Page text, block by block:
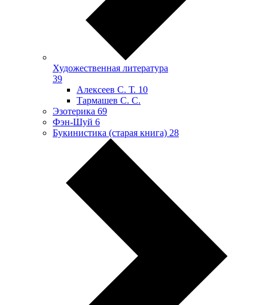
Художественная литература
39
Алексеев С. Т. 10
Тармашев С. С.
Эзотерика 69
Фэн-Шуй 6
Букинистика (старая книга) 28